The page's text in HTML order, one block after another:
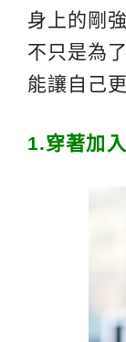
身上的剛
不只是為
能讓自己
1.穿著加